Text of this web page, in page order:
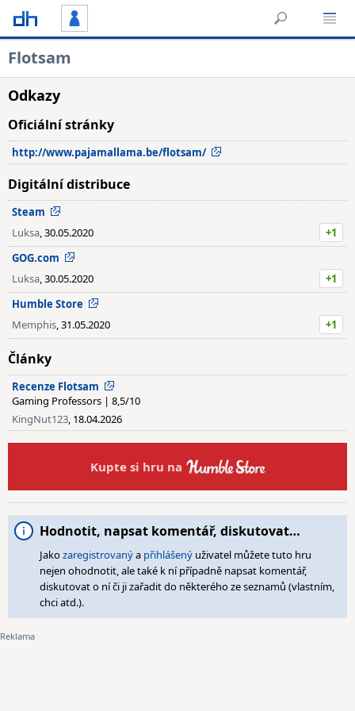
Flotsam
Odkazy
Oficiální stránky
http://www.pajamallama.be/flotsam/
Digitální distribuce
Steam
Luksa, 30.05.2020
+1
GOG.com
Luksa, 30.05.2020
+1
Humble Store
Memphis, 31.05.2020 +1
Články
Recenze Flotsam
Gaming Professors | 8,5/10
KingNut123, 18.04.2026
Kupte si hru na
Hodnotit, napsat komentář, diskutovat…
Jakozaregistrovanýa přihlášený uživatel můžete tuto hru
nejen ohodnotit, ale také k ní případně napsat komentář,
diskutovat o ní či ji zařadit do některého ze seznamů (vlastním,
chci atd.).